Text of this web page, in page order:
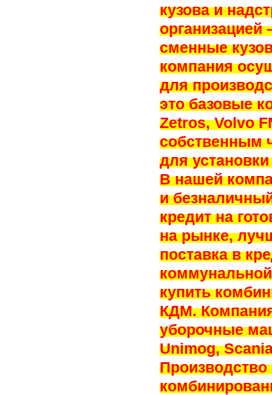
кузова и
сменные
компания
для
это базовые
Zetros, Volvo
собственным
для
В нашей
и
кредит на
на рынке,
поставка в
купить
КДМ.
уборочные
Unimog,